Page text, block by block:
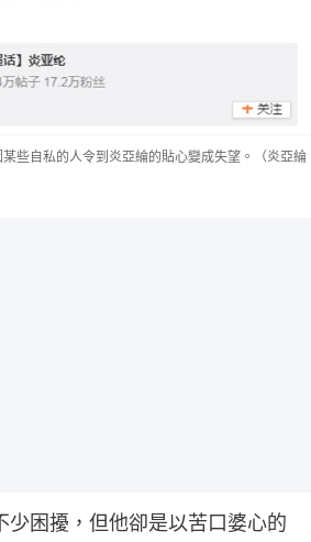
些自私的人令到炎亞綸的貼心變成失望。（炎亞綸
少困擾，但他卻是以苦口婆心的